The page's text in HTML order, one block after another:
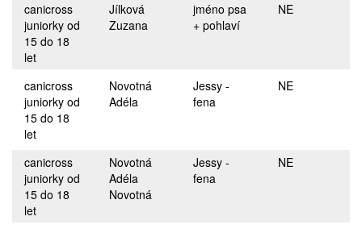
canicross
juniorky od
15 do 18
let
Jílková
Zuzana
jméno psa
+ pohlaví
NE
canicross
juniorky od
15 do 18
let
Novotná
Adéla
Jessy -
fena
NE
canicross
juniorky od
15 do 18
let
Novotná
Adéla
Novotná
Jessy -
fena
NE